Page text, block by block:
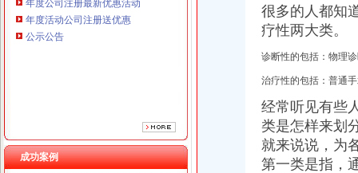
本站导航年度公司注册最新优惠活动
年度活动公司注册送优惠
公示公告
成功案例
重庆鸽牌电线电缆有限公司 渝北10010万 (进出口权)
重庆慧风涂装材料有限公司 渝高10万 （工商注册）
重庆欧氏科技发展有限公司 渝九50万 （进出口权）
重庆盛旗投资咨询有限公司 渝中10万 （工商注册）
很多的人都知
疗性两大类。
诊断性的包括：物理
治疗性的包括：普通
经常听见有些
类是怎样来划
就来说说，为
第一类是指，